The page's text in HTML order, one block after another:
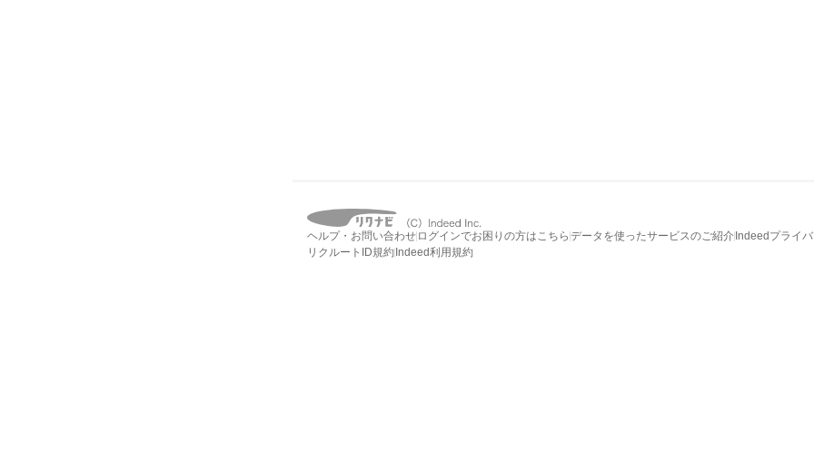
ヘルプ・お問い合わせ ログインでお困りの方はこちら データを使ったサービスのご紹介 Indeedプライ
リクルートID規約 Indeed利用規約